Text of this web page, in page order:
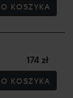
KOSZYKA
174 zł
KOSZYKA